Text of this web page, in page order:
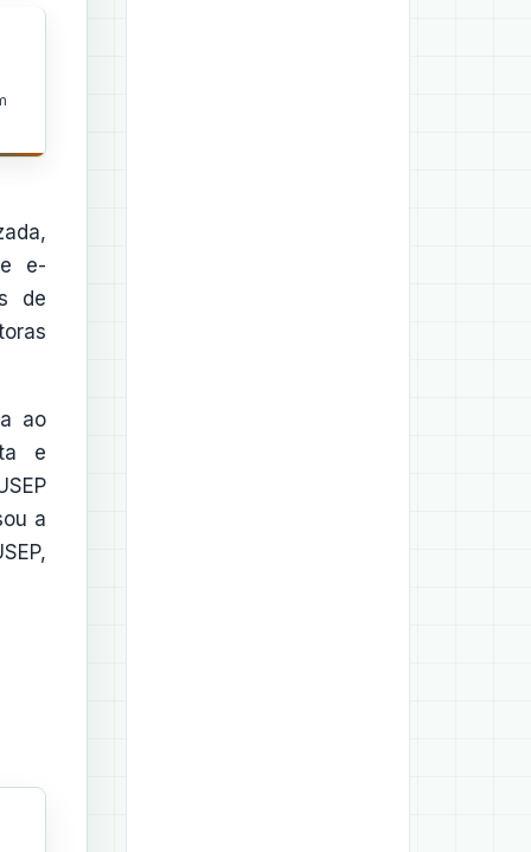
e-
de
ao
e
a